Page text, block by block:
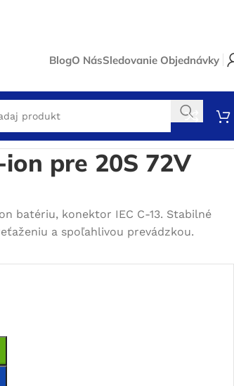
BlogO NásSledovanie Objednávky
pre 20S 72V
batériu, konektor IEC C-13. Stabilné
a spoľahlivou prevádzkou.